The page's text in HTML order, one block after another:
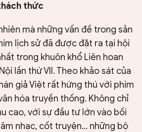
thức
mà những vấn đề trong sản
lịch sử đã được đặt ra tại hội
trong khuôn khổ Liên hoan
lần thứ VII. Theo khảo sát của
giả Việt rất hứng thú với phim
hóa truyền thống. Không chỉ
cao, với sự đầu tư lớn vào bối
nhạc, cốt truyện... những bộ